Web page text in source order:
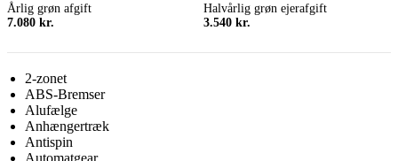
Årlig grøn afgift
7.080 kr.
Halvårlig grøn ejerafgift
3.540 kr.
2-zonet
ABS-Bremser
Alufælge
Anhængertræk
Antispin
Automatgear